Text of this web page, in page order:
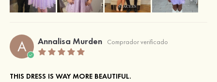
A Annalisa Murden Comprador verificado
THIS DRESS IS WAY MORE BEAUTIFUL.